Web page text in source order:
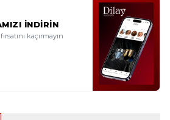
İNDİRİN
kaçırmayın